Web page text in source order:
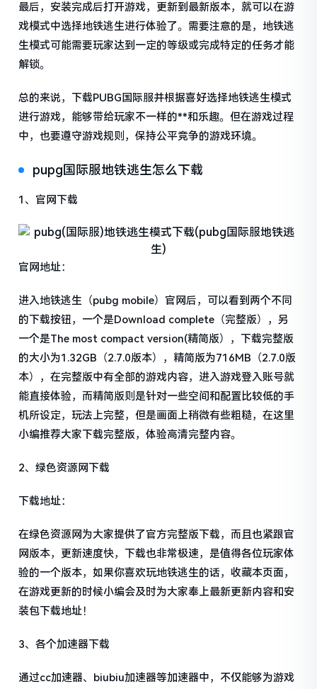
最后，安装完成后打开游戏，更新到最新版本，就可以在游
戏模式中选择地铁逃生进行体验了。需要注意的是，地铁逃
生模式可能需要玩家达到一定的等级或完成特定的任务才能
解锁。
总的来说，下载PUBG国际服并根据喜好选择地铁逃生模式
进行游戏，能够带给玩家不一样的**和乐趣。但在游戏过程
中，也要遵守游戏规则，保持公平竞争的游戏环境。
pupg国际服地铁逃生怎么下载
1、官网下载
官网地址：
进入地铁逃生（pubg mobile）官网后，可以看到两个不同
的下载按钮，一个是Download complete（完整版），另
一个是The most compact version(精简版），下载完整版
的大小为1.32GB（2.7.0版本），精简版为716MB（2.7.0版
本），在完整版中有全部的游戏内容，进入游戏登入账号就
能直接体验，而精简版则是针对一些空间和配置比较低的手
机所设定，玩法上完整，但是画面上稍微有些粗糙，在这里
小编推荐大家下载完整版，体验高清完整内容。
2、绿色资源网下载
下载地址：
在绿色资源网为大家提供了官方完整版下载，而且也紧跟官
网版本，更新速度快，下载也非常极速，是值得各位玩家体
验的一个版本，如果你喜欢玩地铁逃生的话，收藏本页面，
在游戏更新的时候小编会及时为大家奉上最新更新内容和安
装包下载地址！
3、各个加速器下载
通过cc加速器、biubiu加速器等加速器中，不仅能够为游戏